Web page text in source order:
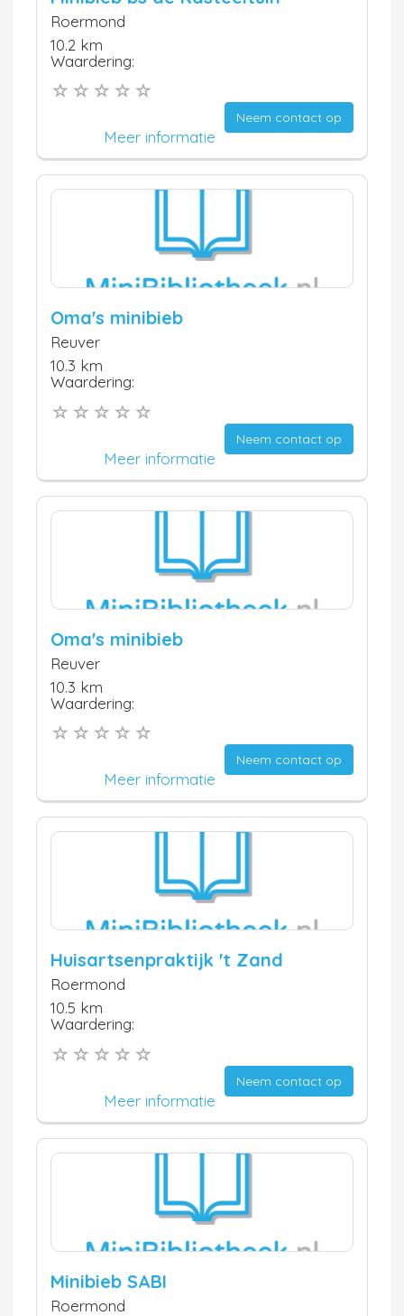
Roermond
10.2 km
Waardering:
Neem contact op
Meer informatie
Oma's minibieb
Reuver
10.3 km
Waardering:
Neem contact op
Meer informatie
Oma's minibieb
Reuver
10.3 km
Waardering:
Neem contact op
Meer informatie
Huisartsenpraktijk 't Zand
Roermond
10.5 km
Waardering:
Neem contact op
Meer informatie
Minibieb SABI
Roermond